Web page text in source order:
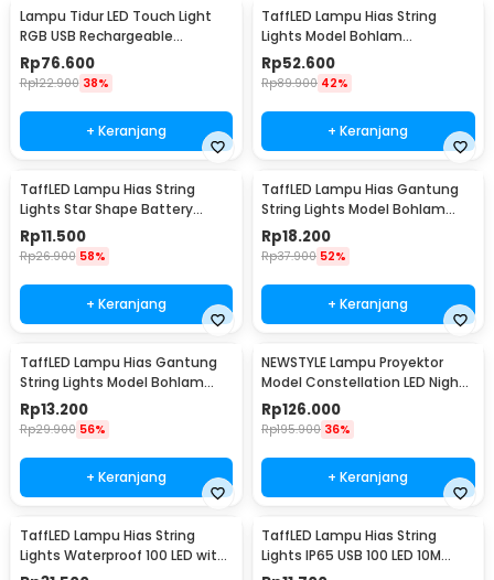
Lampu Tidur LED Touch Light
RGB USB Rechargeable
1500mAh 5V 3W - F8-1
Rp76.600
Rp122.900 38%
+ Keranjang
TaffLED Lampu Hias String
Lights Model Bohlam
Waterproof 20 LED 5M - PD039
Rp52.600
Rp89.900 42%
+ Keranjang
TaffLED Lampu Hias String
Lights Star Shape Battery
Power 20 LED 3M - 2G11
Rp11.500
Rp26.900 58%
+ Keranjang
TaffLED Lampu Hias Gantung
String Lights Model Bohlam
Mini Waterproof 6M - ZYD0931
Rp18.200
Rp37.900 52%
+ Keranjang
TaffLED Lampu Hias Gantung
String Lights Model Bohlam
Mini Waterproof 3M - ZYD0931
Rp13.200
Rp29.900 56%
+ Keranjang
NEWSTYLE Lampu Proyektor
Model Constellation LED Night
Light 3W 5V - NL-USB
Rp126.000
Rp195.900 36%
+ Keranjang
TaffLED Lampu Hias String
Lights Waterproof 100 LED with
Solar Panel - M071
TaffLED Lampu Hias String
Lights IP65 USB 100 LED 10M
Warm White - TDC-01